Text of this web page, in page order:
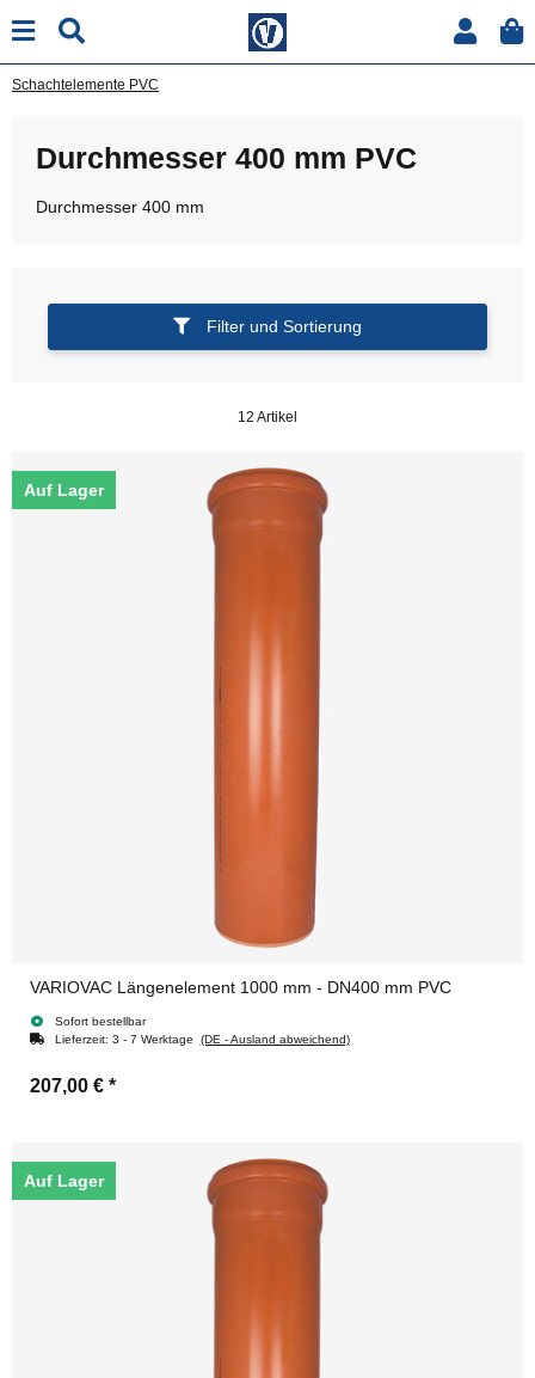
Schachtelemente PVC
Durchmesser 400 mm PVC
Durchmesser 400 mm
Filter und Sortierung
12 Artikel
Auf Lager
VARIOVAC Längenelement 1000 mm - DN400 mm PVC
Sofort bestellbar
Lieferzeit: 3 - 7 Werktage (DE - Ausland abweichend)
207,00 € *
Auf Lager